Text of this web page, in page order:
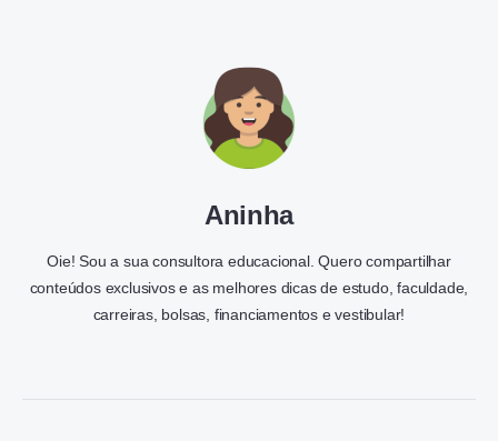
Aninha
Oie! Sou a sua consultora educacional. Quero compartilhar
conteúdos exclusivos e as melhores dicas de estudo, faculdade,
carreiras, bolsas, financiamentos e vestibular!